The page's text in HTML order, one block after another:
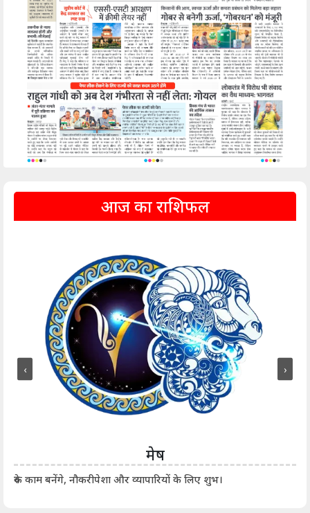
आज का राशिफल
मेष
रुके काम बनेंगे, नौकरीपेशा और व्यापारियों के लिए शुभ।
‹ ›